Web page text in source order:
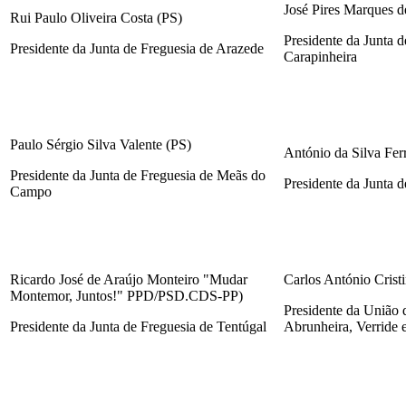
Rui Paulo Oliveira Costa (PS)
Presidente da Junta de Freguesia de Arazede
José Pires Marques
Presidente da Junta
Carapinheira
Paulo Sérgio Silva Valente (PS)
Presidente da Junta de Freguesia de Meãs do
Campo
António da Silva
Presidente da Junta
Ricardo José de Araújo Monteiro "Mudar
Montemor, Juntos!" PPD/PSD.CDS-PP)
Presidente da Junta de Freguesia de Tentúgal
Carlos António
Presidente da União
Abrunheira, Verride